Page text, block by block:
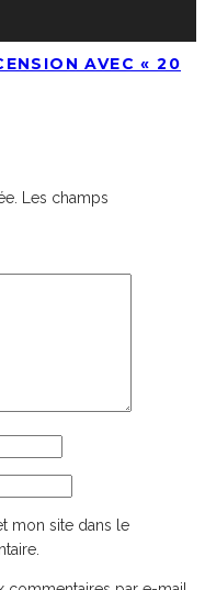
AVEC « 20
Les champs
mon site dans le